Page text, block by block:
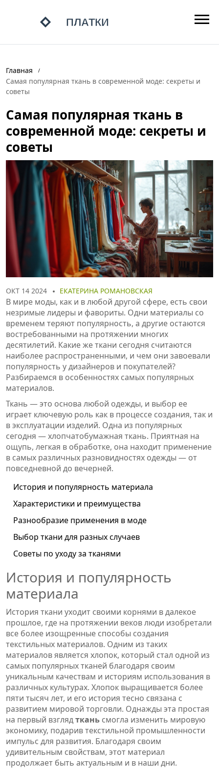
Главная
Самая популярная ткань в современной моде: секреты и
советы
Самая популярная ткань в
современной моде: секреты и
советы
ОКТ 14 2024 ЕКАТЕРИНА РОМАНОВСКАЯ
В мире моды, как и в любой другой сфере, есть свои
незримые лидеры и фавориты. Одни материалы со
временем теряют популярность, а другие остаются
востребованными на протяжении многих
десятилетий. Какие же ткани сегодня считаются
наиболее распространенными, и чем они завоевали
популярность у дизайнеров и покупателей?
Разбираемся в особенностях самых популярных
материалов.
Ткань — это основа любой одежды, и выбор ее
играет ключевую роль как в процессе создания, так и
в эксплуатации изделий. Одна из популярных
сегодня — хлопчатобумажная ткань. Приятная на
ощупь, легкая в обработке, она находит применение
в самых различных разновидностях одежды — от
повседневной до вечерней.
История и популярность материала
Характеристики и преимущества
Разнообразие применения в моде
Выбор ткани для разных случаев
Советы по уходу за тканями
История и популярность
материала
История ткани уходит своими корнями в далекое
прошлое, где на протяжении веков люди изобретали
все более изощренные способы создания
текстильных материалов. Одним из таких
материалов является хлопок, который стал одной из
самых популярных тканей благодаря своим
уникальным качествам и историям использования в
различных культурах. Хлопок выращивается более
пяти тысяч лет, и его история тесно связана с
развитием мировой торговли. Однажды эта простая
на первый взглядткань смогла изменить мировую
экономику, подарив текстильной промышленности
импульс для развития. Благодаря своим
удивительным свойствам, этот материал
продолжает быть актуальным и в наши дни.